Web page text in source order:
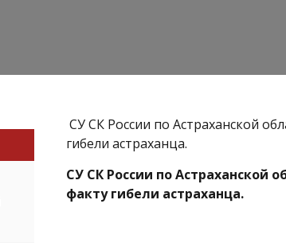
СУ СК России по Астраханской
гибели астраханца.
СУ СК России по Астраханской
факту гибели астраханца.